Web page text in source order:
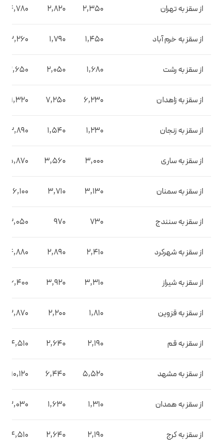
از سقز به تهران 2,350
2,820
4,780
از سقز به خرم آباد 1,450
1,790
3,260
از سقز به رشت 1,680
2,050
3,650
از سقز به زاهدان 6,230
7,250
11,320
از سقز به زنجان 1,230
1,540
2,890
از سقز به ساری 3,000
3,560
5,870
از سقز به سمنان 3,130
3,710
6,100
از سقز به سنندج 730
970
2,050
از سقز به شهرکرد 2,410
2,890
4,880
از سقز به شیراز 3,310
3,920
6,400
از سقز به قزوین 1,810
2,200
3,870
از سقز به قم 2,190
2,640
4,510
از سقز به مشهد 5,520
6,440
10,120
از سقز به همدان 1,310
1,630
3,030
از سقز به کرج 2,190
2,640
4,510